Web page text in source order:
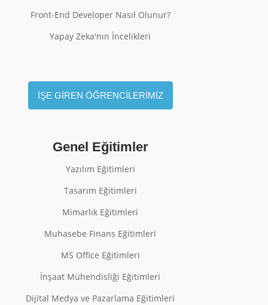
Front-End Developer Nasıl Olunur?
Yapay Zeka'nın İncelikleri
İŞE GİREN ÖĞRENCİLERİMİZ
Genel Eğitimler
Yazılım Eğitimleri
Tasarım Eğitimleri
Mimarlık Eğitimleri
Muhasebe Finans Eğitimleri
MS Office Eğitimleri
İnşaat Mühendisliği Eğitimleri
Dijital Medya ve Pazarlama Eğitimleri